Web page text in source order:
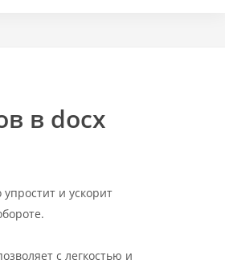
в docx
и ускорит
с легкостью и